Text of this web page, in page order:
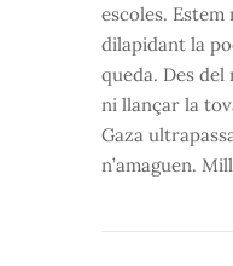
escoles.
dilapidant la
queda. Des
ni llançar la
Gaza
n’amaguen.